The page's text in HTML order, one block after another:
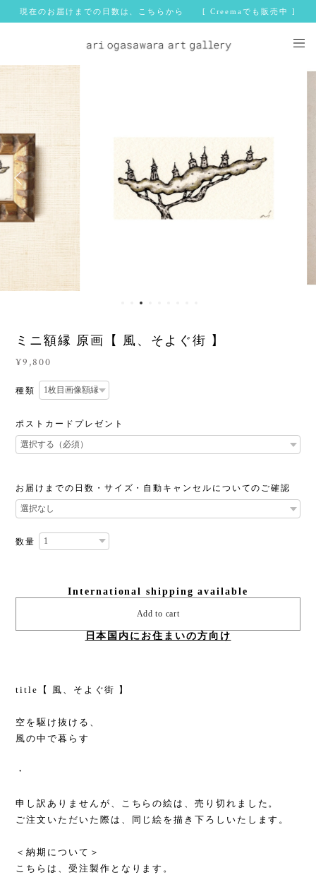
現在のお届けまでの日数は、こちらから [ Creemaでも販売中 ]
ミニ額縁 原画【 風、そよぐ街 】
¥9,800
種類
ポストカードプレゼント
お届けまでの日数・サイズ・自動キャンセルについてのご確認
数量
International shipping available
Add to cart
日本国内にお住まいの方向け
title【 風、そよぐ街 】
空を駆け抜ける、
風の中で暮らす
・
申し訳ありませんが、こちらの絵は、売り切れました。
ご注文いただいた際は、同じ絵を描き下ろしいたします。
＜納期について＞
こちらは、受注製作となります。